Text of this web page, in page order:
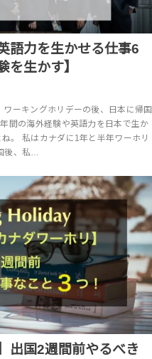
語力を生かせる仕事6
を生かす】
ワーキングホリデーの後、日本に帰国
間の海外経験や英語力を日本で生か
。 私はカナダに1年と半年ワーホリ
後、私…
出国2週間前やるべき